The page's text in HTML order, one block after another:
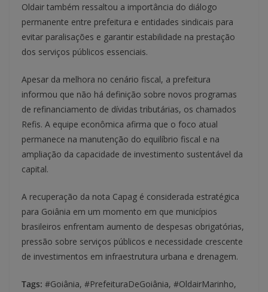
Oldair também ressaltou a importância do diálogo
permanente entre prefeitura e entidades sindicais para
evitar paralisações e garantir estabilidade na prestação
dos serviços públicos essenciais.
Apesar da melhora no cenário fiscal, a prefeitura
informou que não há definição sobre novos programas
de refinanciamento de dívidas tributárias, os chamados
Refis. A equipe econômica afirma que o foco atual
permanece na manutenção do equilíbrio fiscal e na
ampliação da capacidade de investimento sustentável da
capital.
A recuperação da nota Capag é considerada estratégica
para Goiânia em um momento em que municípios
brasileiros enfrentam aumento de despesas obrigatórias,
pressão sobre serviços públicos e necessidade crescente
de investimentos em infraestrutura urbana e drenagem.
Tags: #Goiânia, #PrefeituraDeGoiânia, #OldairMarinho,